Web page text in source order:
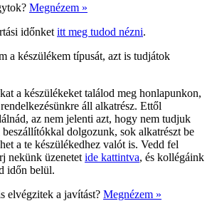
Megnézem »
időnket itt meg tudod nézni.
a készülékem típusát, azt is tudjátok
a készülékeket találod meg honlapunkon,
áll alkatrész. Ettől
az nem jelenti azt, hogy nem tudjuk
dolgozunk, sok alkatrészt be
a te készülékedhez valót is. Vedd fel
nekünk üzenetet ide kattintva, és kollégáink
időn belül.
elvégzitek a javítást? Megnézem »